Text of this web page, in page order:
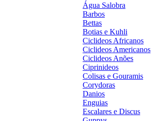
Água Salobra
Barbos
Bettas
Botias e Kuhli
Ciclideos Africanos
Ciclideos Americanos
Ciclideos Anões
Ciprinideos
Colisas e Gouramis
Corydoras
Danios
Enguias
Escalares e Discus